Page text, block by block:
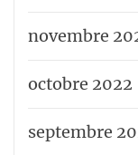
novembre
octobre 2022
septembre